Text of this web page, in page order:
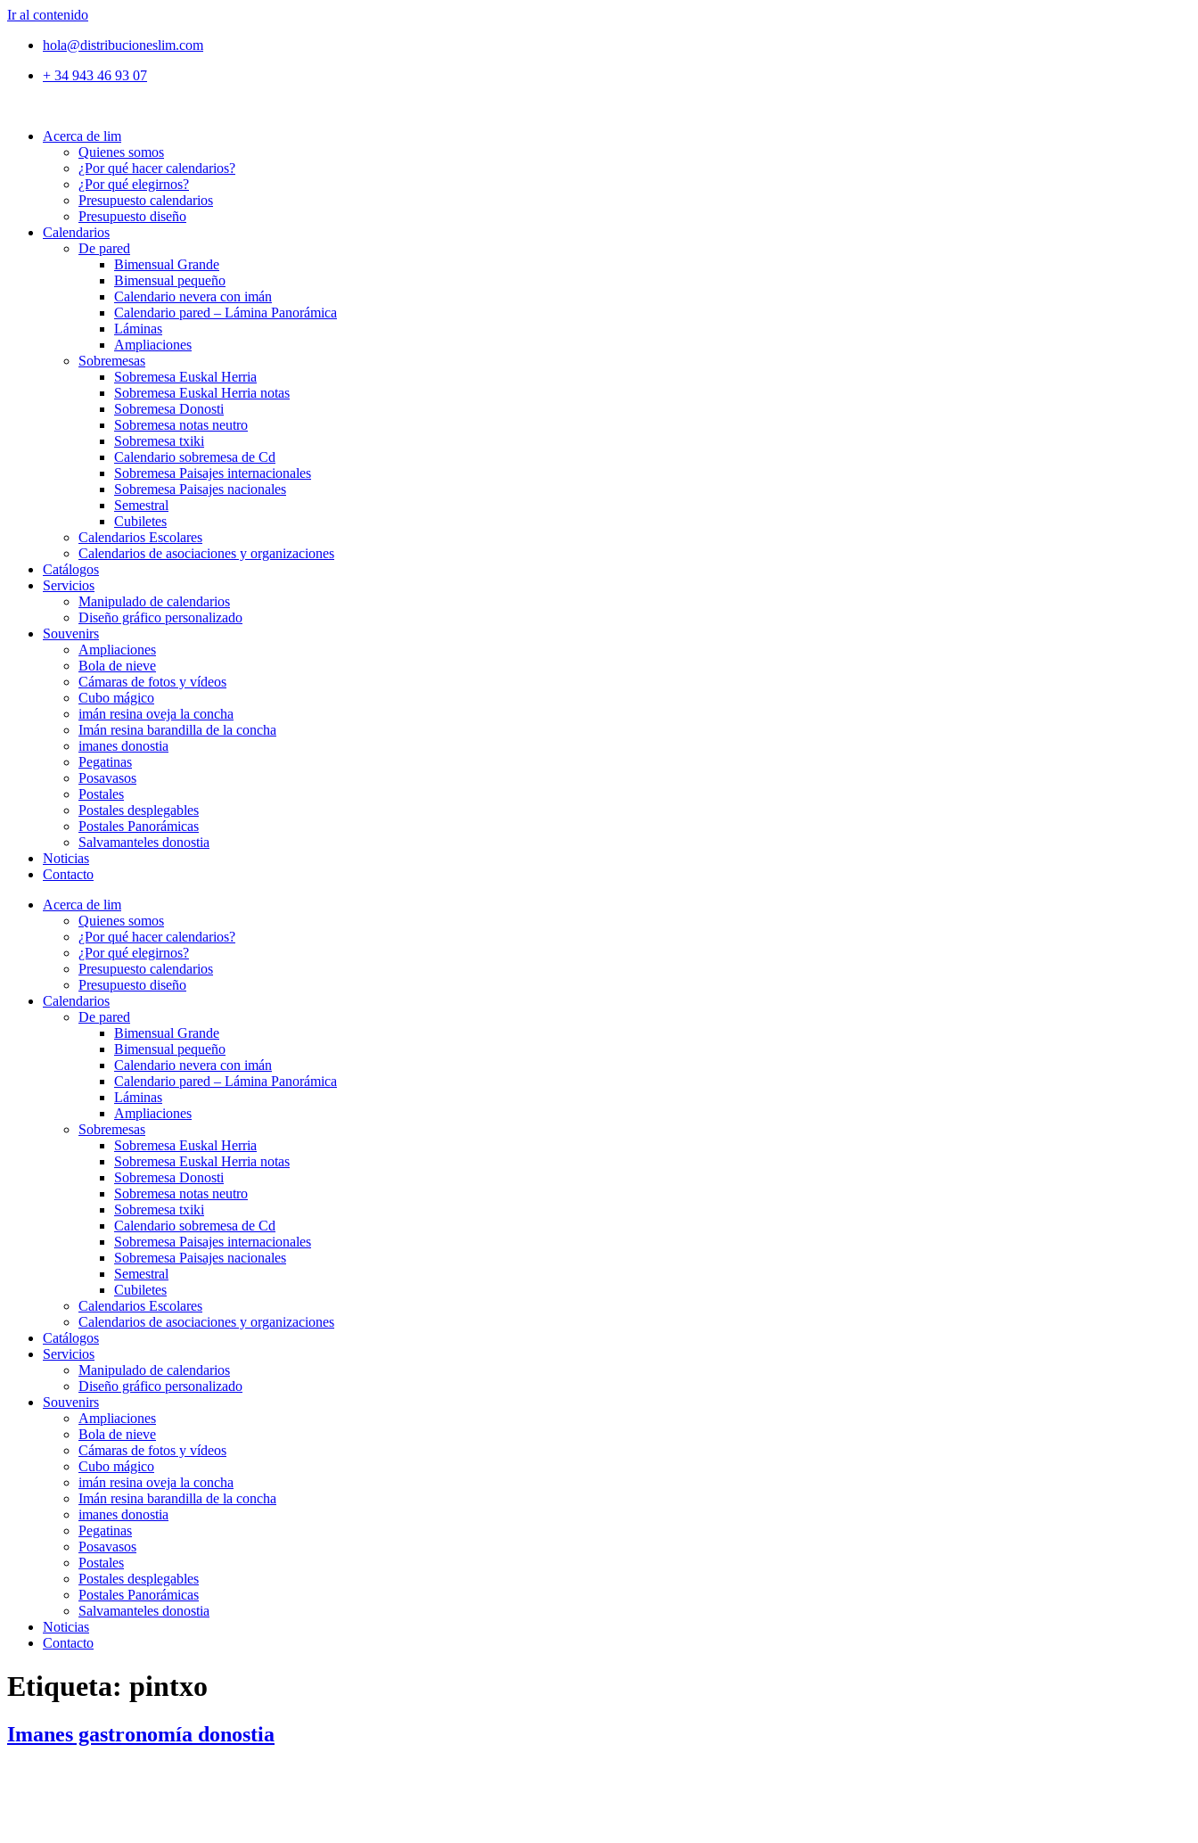
Ir al contenido
hola@distribucioneslim.com
+ 34 943 46 93 07
Acerca de lim
Quienes somos
¿Por qué hacer calendarios?
¿Por qué elegirnos?
Presupuesto calendarios
Presupuesto diseño
Calendarios
De pared
Bimensual Grande
Bimensual pequeño
Calendario nevera con imán
Calendario pared – Lámina Panorámica
Láminas
Ampliaciones
Sobremesas
Sobremesa Euskal Herria
Sobremesa Euskal Herria notas
Sobremesa Donosti
Sobremesa notas neutro
Sobremesa txiki
Calendario sobremesa de Cd
Sobremesa Paisajes internacionales
Sobremesa Paisajes nacionales
Semestral
Cubiletes
Calendarios Escolares
Calendarios de asociaciones y organizaciones
Catálogos
Servicios
Manipulado de calendarios
Diseño gráfico personalizado
Souvenirs
Ampliaciones
Bola de nieve
Cámaras de fotos y vídeos
Cubo mágico
imán resina oveja la concha
Imán resina barandilla de la concha
imanes donostia
Pegatinas
Posavasos
Postales
Postales desplegables
Postales Panorámicas
Salvamanteles donostia
Noticias
Contacto
Acerca de lim
Quienes somos
¿Por qué hacer calendarios?
¿Por qué elegirnos?
Presupuesto calendarios
Presupuesto diseño
Calendarios
De pared
Bimensual Grande
Bimensual pequeño
Calendario nevera con imán
Calendario pared – Lámina Panorámica
Láminas
Ampliaciones
Sobremesas
Sobremesa Euskal Herria
Sobremesa Euskal Herria notas
Sobremesa Donosti
Sobremesa notas neutro
Sobremesa txiki
Calendario sobremesa de Cd
Sobremesa Paisajes internacionales
Sobremesa Paisajes nacionales
Semestral
Cubiletes
Calendarios Escolares
Calendarios de asociaciones y organizaciones
Catálogos
Servicios
Manipulado de calendarios
Diseño gráfico personalizado
Souvenirs
Ampliaciones
Bola de nieve
Cámaras de fotos y vídeos
Cubo mágico
imán resina oveja la concha
Imán resina barandilla de la concha
imanes donostia
Pegatinas
Posavasos
Postales
Postales desplegables
Postales Panorámicas
Salvamanteles donostia
Noticias
Contacto
Etiqueta: pintxo
Imanes gastronomía donostia